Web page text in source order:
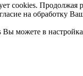
cookies. Продолжая
на обработку
можете в